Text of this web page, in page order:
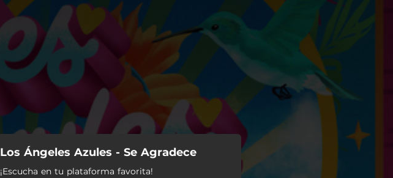
Los Ángeles Azules - Se Agradece
¡Escucha en tu plataforma favorita!